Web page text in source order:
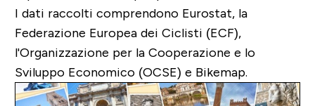
I dati raccolti comprendono Eurostat, la
Federazione Europea dei Ciclisti (ECF),
l'Organizzazione per la Cooperazione e lo
Sviluppo Economico (OCSE) e Bikemap.